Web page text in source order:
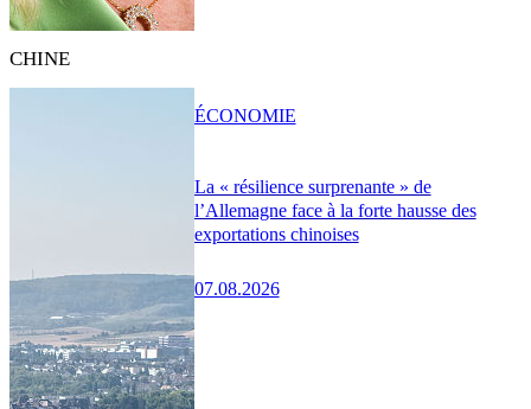
CHINE
La « résilience surprenante » de
l’Allemagne face à la forte hausse des
exportations chinoises
07.08.2026
ÉCONOMIE